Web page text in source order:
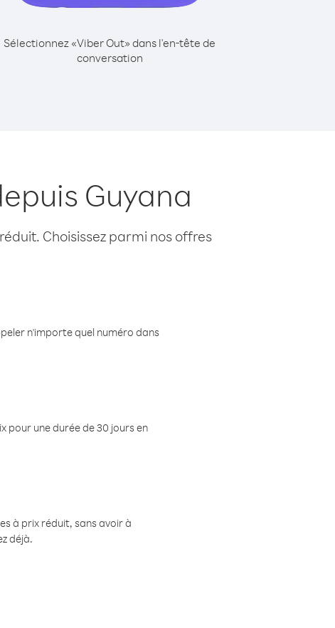
Sélectionnez «Viber Out» dans l'en-tête de
conversation
Guyana
Choisissez parmi nos offres
n'importe quel numéro dans
pour une durée de 30 jours en
à prix réduit, sans avoir à
déjà.